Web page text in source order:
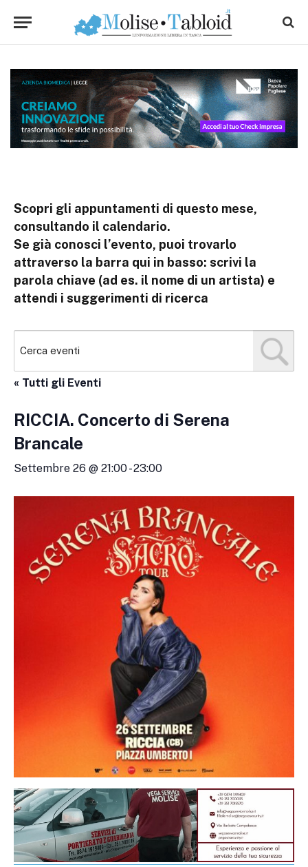
Scopri gli appuntamenti di questo mese,
consultando il calendario.
Se già conosci l’evento, puoi trovarlo
attraverso la barra qui in basso: scrivi la
parola chiave (ad es. il nome di un artista) e
attendi i suggerimenti di ricerca
« Tutti gli Eventi
RICCIA. Concerto di Serena
Brancale
Settembre 26 @ 21:00-23:00